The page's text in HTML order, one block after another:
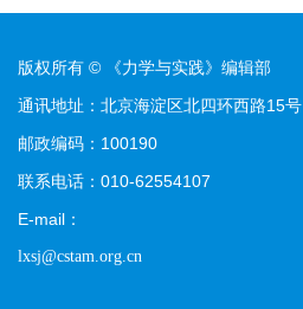
版权所有 © 《力学与实践》编辑部
通讯地址：北京海淀区北四环西路15号
邮政编码：100190
联系电话：010-62554107
E-mail：
lxsj@cstam.org.cn